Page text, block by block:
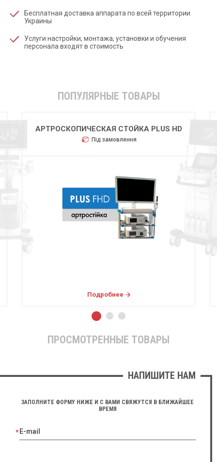
Бесплатная доставка аппарата по всей территории
Украины
Услуги настройки, монтажа, установки и обучения
персонала входят в стоимость
ПОПУЛЯРНЫЕ ТОВАРЫ
HUGER 2600
Під замовлення
Подробнее
ПРОСМОТРЕННЫЕ ТОВАРЫ
НАПИШИТЕ НАМ
ЗАПОЛНИТЕ ФОРМУ НИЖЕ И С ВАМИ СВЯЖУТСЯ В БЛИЖАЙШЕЕ
ВРЕМЯ
E-mail